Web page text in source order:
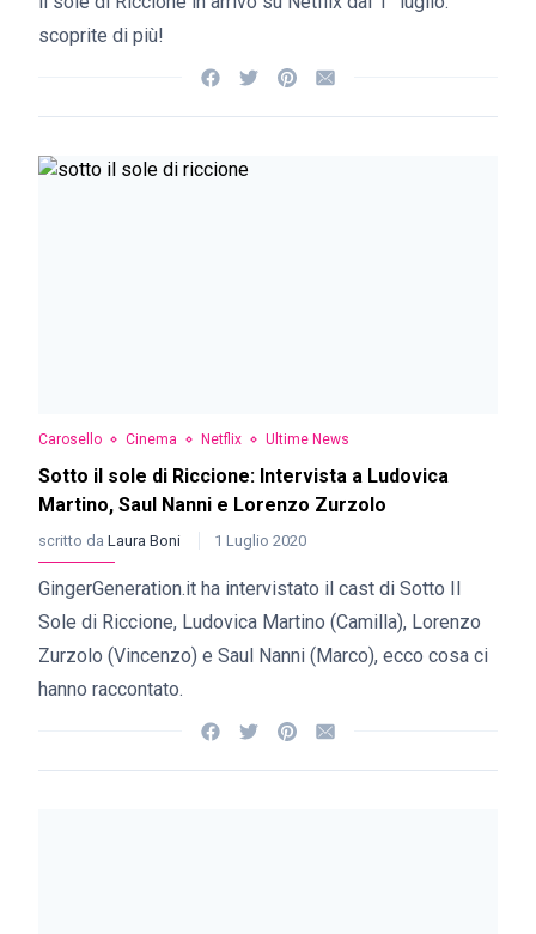
scoprite di più!
Carosello Cinema Netflix Ultime News
Sotto il sole di Riccione: Intervista a Ludovica
Martino, Saul Nanni e Lorenzo Zurzolo
scritto da Laura Boni 1 Luglio 2020
GingerGeneration.it ha intervistato il cast di Sotto Il
Sole di Riccione, Ludovica Martino (Camilla), Lorenzo
Zurzolo (Vincenzo) e Saul Nanni (Marco), ecco cosa ci
hanno raccontato.